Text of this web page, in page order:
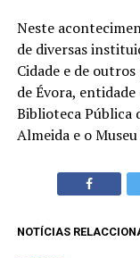
Neste
de diversas
Cidade e de
de Évora,
Biblioteca Pública
Almeida e o
NOTÍCIAS